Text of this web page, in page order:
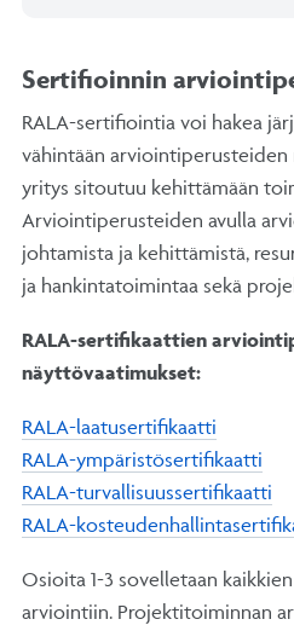
Sertifioinnin
RALA-sertifiointia voi hakea
vähintään
yritys sitoutuu kehittämään
Arviointiperusteiden avulla
johtamista ja kehittämistä,
ja hankintatoimintaa sekä
RALA-sertifikaattien
näyttövaatimukset:
RALA-laatusertifikaatti
RALA-ympäristösertifikaatti
RALA-turvallisuussertifikaatti
RALA-
Osioita 1-3 sovelletaan
arviointiin. Projektitoiminnan